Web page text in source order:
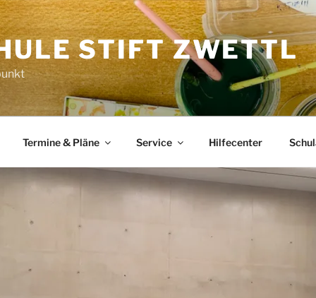
Termine & Pläne Service Hilfecenter
STIFT ZWETTL